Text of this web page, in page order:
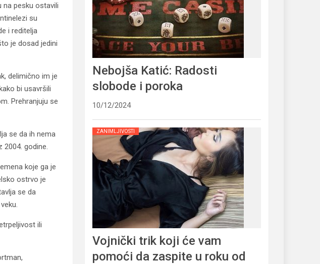
na pesku ostavili
su
i reditelja
je dosad jedini
delimično im je
bi usavršili
Prehranjuju se
se da ih nema
2004. godine.
koje ga je
ostrvo je
se da
ili
Nebojša Katić: Radosti
slobode i poroka
10/12/2024
ZANIMLJIVOSTI
Vojnički trik koji će vam
pomoći da zaspite u roku od